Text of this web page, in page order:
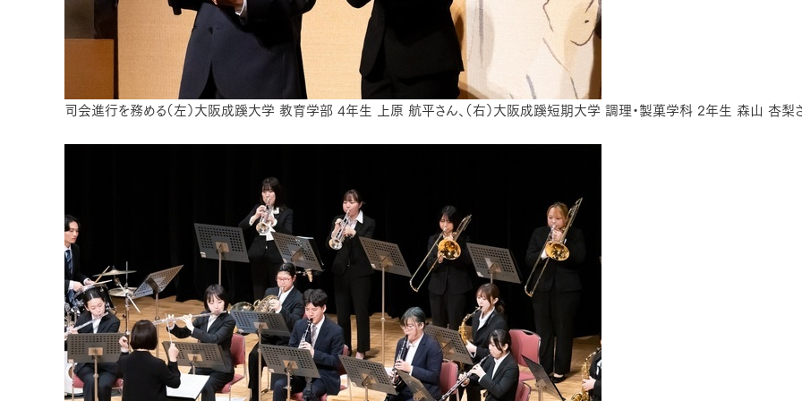
司会進行を務める（左）大阪成蹊大学 教育学部 4年生 上原 航平さん、（右）大阪成蹊短期大学 調理・製菓学科 2年生 森山 杏梨